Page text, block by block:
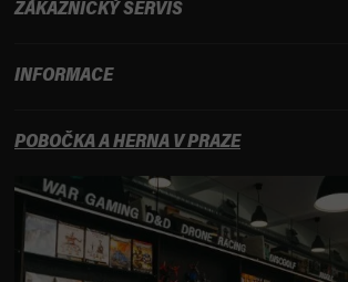
ZÁKAZNICKÝ SERVIS
INFORMACE
POBOČKA A HERNA V PRAZE